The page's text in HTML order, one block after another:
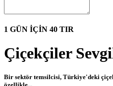
1 GÜN İÇİN 40 TIR
Çiçekçiler
Bir sektör temsilcisi, Türkiye'deki